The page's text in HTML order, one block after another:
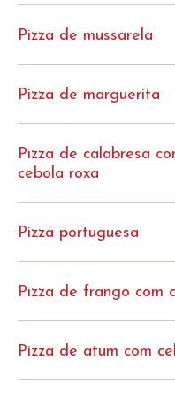
Pizza de mussarela
Pizza de marguerita
Pizza de calabresa
cebola roxa
Pizza portuguesa
Pizza de frango com
Pizza de atum com